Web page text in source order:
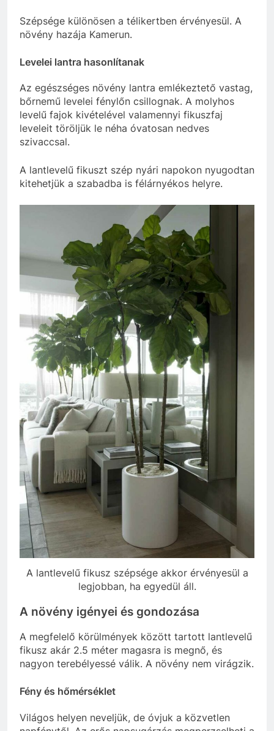
Szépsége különösen a télikertben érvényesül. A
növény hazája Kamerun.
Levelei lantra hasonlítanak
Az egészséges növény lantra emlékeztető vastag,
bőrnemű levelei fénylőn csillognak. A molyhos
levelű fajok kivételével valamennyi fikuszfaj
leveleit töröljük le néha óvatosan nedves
szivaccsal.
A lantlevelű fikuszt szép nyári napokon nyugodtan
kitehetjük a szabadba is félárnyékos helyre.
A lantlevelű fikusz szépsége akkor érvényesül a
legjobban, ha egyedül áll.
A növény igényei és gondozása
A megfelelő körülmények között tartott lantlevelű
fikusz akár 2.5 méter magasra is megnő, és
nagyon terebélyessé válik. A növény nem virágzik.
Fény és hőmérséklet
Világos helyen neveljük, de óvjuk a közvetlen